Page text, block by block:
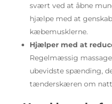
svært ved at åbne
hjælpe med at
kæbemusklerne.
Hjælper med at
Regelmæssig
ubevidste spænding,
tænderskæren om